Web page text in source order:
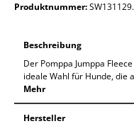
Produktnummer:
Beschreibung
Der Pomppa Jumppa
ideale Wahl für Hunde, die
Mehr
Hersteller